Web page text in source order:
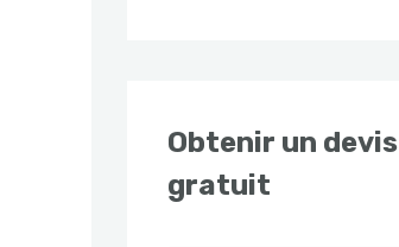
Obtenir un devis
gratuit